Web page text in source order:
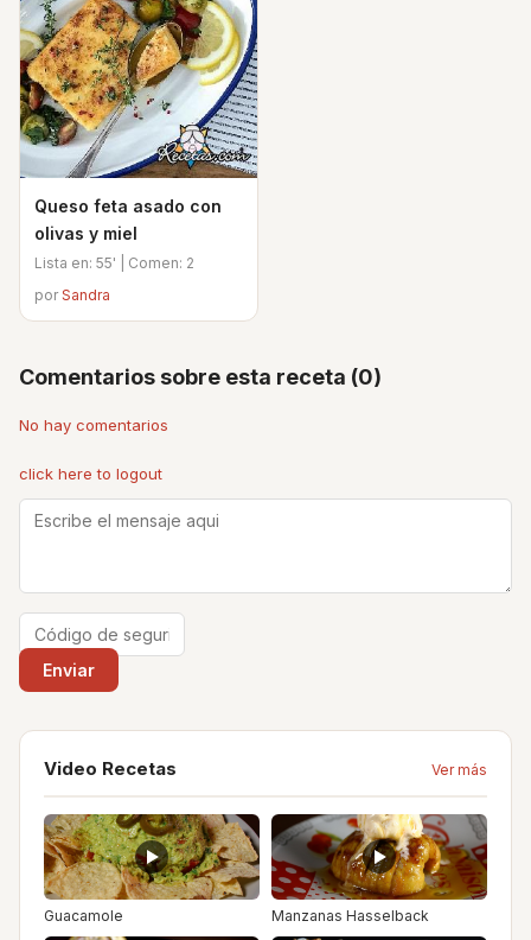
Queso feta asado con
olivas y miel
Lista en: 55' | Comen: 2
porSandra
Comentarios sobre esta receta (0)
No hay comentarios
click here to logout
Video Recetas Ver más
Guacamole Manzanas Hasselback